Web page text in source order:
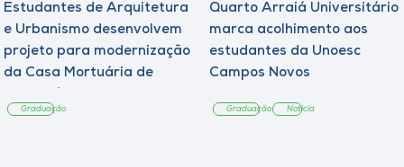
Estudantes de Arquitetura
e Urbanismo desenvolvem
projeto para modernização
da Casa Mortuária de
Graduação
Quarto Arraiá Universitário
marca acolhimento aos
estudantes da Unoesc
Campos Novos
Graduação Notícia